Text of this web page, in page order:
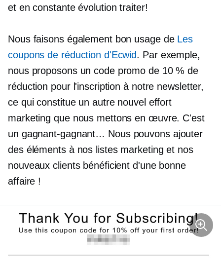
et en constante évolution traiter!
Nous faisons également bon usage de Les
coupons de réduction d'Ecwid. Par exemple,
nous proposons un code promo de 10 % de
réduction pour l'inscription à notre newsletter,
ce qui constitue un autre nouvel effort
marketing que nous mettons en œuvre. C'est
un gagnant-gagnant… Nous pouvons ajouter
des éléments à nos listes marketing et nos
nouveaux clients bénéficient d'une bonne
affaire !